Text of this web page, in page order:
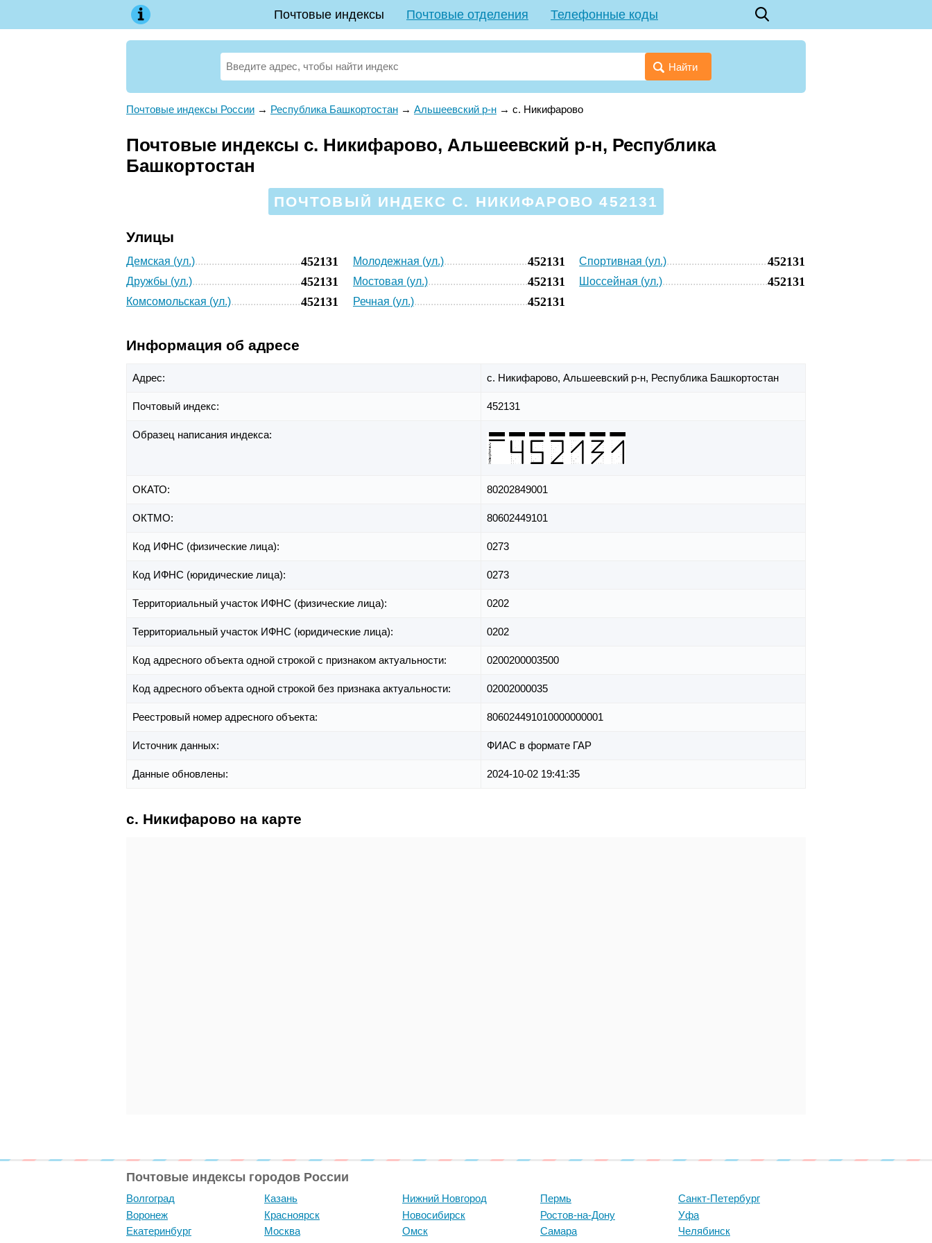
Почтовые индексы Почтовые отделения Телефонные коды
Найти
Почтовые индексы России → Республика Башкортостан → Альшеевский р-н → с. Никифарово
Почтовые индексы с. Никифарово, Альшеевский р-н, Республика
Башкортостан
ПОЧТОВЫЙ ИНДЕКС С. НИКИФАРОВО 452131
Улицы
Демская (ул.) 452131
Дружбы (ул.) 452131
Комсомольская (ул.) 452131
Молодежная (ул.) 452131
Мостовая (ул.) 452131
Речная (ул.) 452131
Спортивная (ул.) 452131
Шоссейная (ул.) 452131
Информация об адресе
Адрес: с. Никифарово, Альшеевский р-н, Республика Башкортостан
Почтовый индекс: 452131
Образец написания индекса:
ОКАТО: 80202849001
ОКТМО: 80602449101
Код ИФНС (физические лица): 0273
Код ИФНС (юридические лица): 0273
Территориальный участок ИФНС (физические лица): 0202
Территориальный участок ИФНС (юридические лица): 0202
Код адресного объекта одной строкой с признаком актуальности: 0200200003500
Код адресного объекта одной строкой без признака актуальности: 02002000035
Реестровый номер адресного объекта: 806024491010000000001
Источник данных: ФИАС в формате ГАР
Данные обновлены: 2024-10-02 19:41:35
с. Никифарово на карте
Почтовые индексы городов России
Волгоград
Воронеж
Екатеринбург
Казань
Красноярск
Москва
Нижний Новгород
Новосибирск
Омск
Пермь
Ростов-на-Дону
Самара
Санкт-Петербург
Уфа
Челябинск